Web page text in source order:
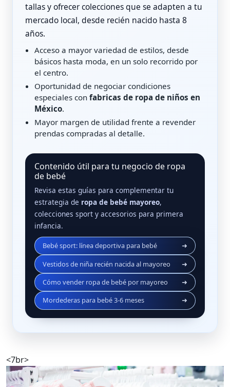
tallas y ofrecer colecciones que se adapten a tu
mercado local, desde recién nacido hasta 8
años.
Acceso a mayor variedad de estilos, desde
básicos hasta moda, en un solo recorrido por
el centro.
Oportunidad de negociar condiciones
especiales con fabricas de ropa de niños en
México.
Mayor margen de utilidad frente a revender
prendas compradas al detalle.
Contenido útil para tu negocio de ropa
de bebé
Revisa estas guías para complementar tu
estrategia de ropa de bebé mayoreo,
colecciones sport y accesorios para primera
infancia.
Bebé sport: línea deportiva para bebé
➜
Vestidos de niña recién nacida al mayoreo
➜
Cómo vender ropa de bebé por mayoreo
➜
Mordederas para bebé 3‑6 meses
➜
<7br>